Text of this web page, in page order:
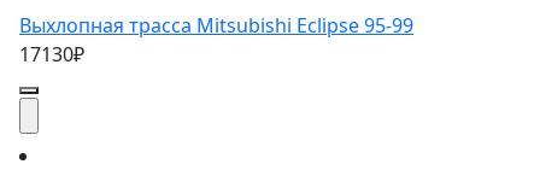
Выхлопная трасса Mitsubishi Eclipse 95-99
17130₽